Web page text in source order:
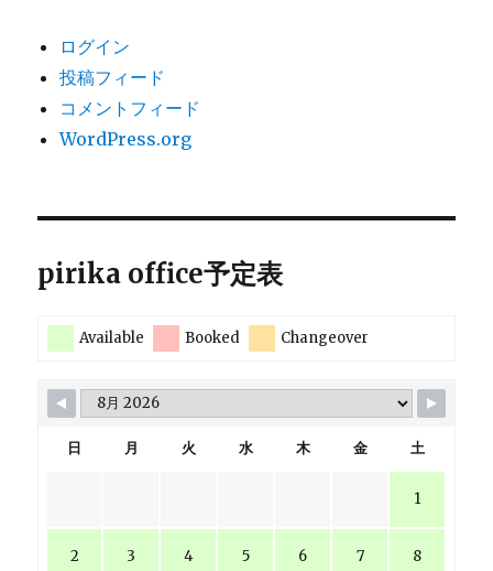
ログイン
投稿フィード
コメントフィード
WordPress.org
pirika office予定表
Available Booked Changeover
日 月 火 水 木 金 土
1
2 3 4 5 6 7 8